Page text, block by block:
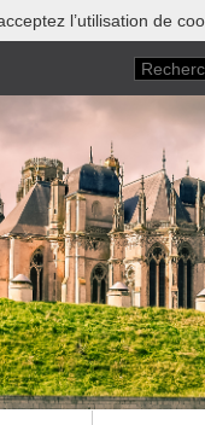
l’utilisation de